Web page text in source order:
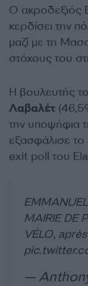
Ο ακροδεξιός
κερδίσει την
μαζί με τη
στόχους του
Η βουλευτής
Λαβαλέτ
την υποψήφια
εξασφάλισε
exit poll του
MAIRIE DE
VÉLO,
—